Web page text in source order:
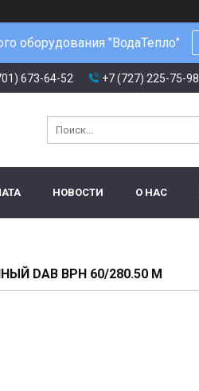
оборудования "ВодаТепло"
673-64-52 +7 (727) 225-75-98
НОВОСТИ О НАС
DAB BPH 60/280.50 M